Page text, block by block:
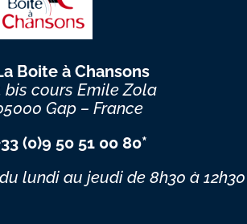
Boite à Chansons
bis cours Emile Zola
Gap – France
(0)9 50 51 00 80*
lundi au jeudide 8h30 à 12h30